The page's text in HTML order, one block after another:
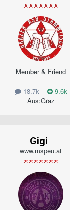
Member & Friend
18.7k
9.6k
Aus:Graz
Gigi
www.mspeu.at